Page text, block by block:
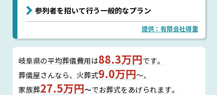
参列者を招いて行う一般的なプラン
提供：有限会社得重
岐阜県の平均葬儀費用は88.3万円です。
葬儀屋さんなら、 火葬式9.0万円～、
家族葬27.5万円〜でお葬式をあげられます。